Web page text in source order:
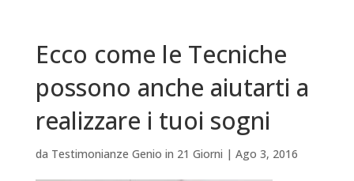
Ecco come le Tecniche
possono anche aiutarti a
realizzare i tuoi sogni
da Testimonianze Genio in 21 Giorni | Ago 3, 2016